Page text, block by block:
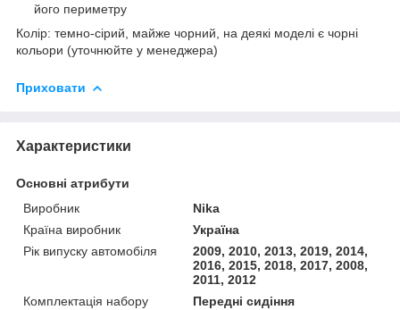
його периметру
Колір: темно-сірий, майже чорний, на деякі моделі є чорні
кольори (уточнюйте у менеджера)
Приховати
Характеристики
Основні атрибути
Виробник
Nika
Країна виробник
Україна
Рік випуску автомобіля
2009, 2010, 2013, 2019, 2014,
2016, 2015, 2018, 2017, 2008,
2011, 2012
Комплектація набору
Передні сидіння